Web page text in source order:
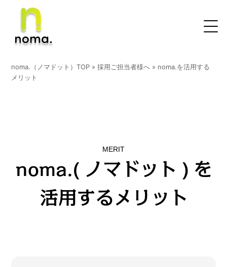
noma.（ノマドット）TOP »採用ご担当者様へ » noma.を活用する
メリット
MERIT